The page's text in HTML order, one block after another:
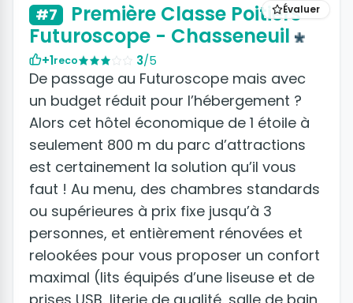
Évaluer
#7
Première Classe Poitiers
Futuroscope - Chasseneuil
+1reco 3/5
De passage au Futuroscope mais avec
un budget réduit pour l’hébergement ?
Alors cet hôtel économique de 1 étoile à
seulement 800 m du parc d’attractions
est certainement la solution qu’il vous
faut ! Au menu, des chambres standards
ou supérieures à prix fixe jusqu’à 3
personnes, et entièrement rénovées et
relookées pour vous proposer un confort
maximal (lits équipés d’une liseuse et de